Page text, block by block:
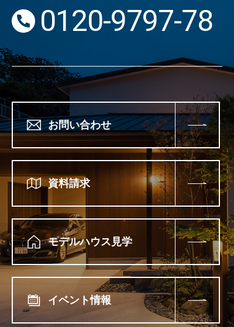
0120-9797-78
お問い合わせ
資料請求
モデルハウス見学
イベント情報